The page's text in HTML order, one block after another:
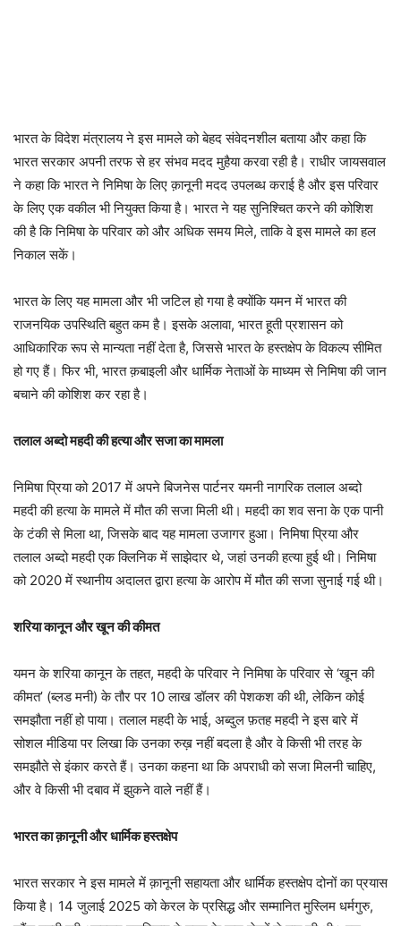
भारत के विदेश मंत्रालय ने इस मामले को बेहद संवेदनशील बताया और कहा कि
भारत सरकार अपनी तरफ से हर संभव मदद मुहैया करवा रही है। राधीर जायसवाल
ने कहा कि भारत ने निमिषा के लिए क़ानूनी मदद उपलब्ध कराई है और इस परिवार
के लिए एक वकील भी नियुक्त किया है। भारत ने यह सुनिश्चित करने की कोशिश
की है कि निमिषा के परिवार को और अधिक समय मिले, ताकि वे इस मामले का हल
निकाल सकें।
भारत के लिए यह मामला और भी जटिल हो गया है क्योंकि यमन में भारत की
राजनयिक उपस्थिति बहुत कम है। इसके अलावा, भारत हूती प्रशासन को
आधिकारिक रूप से मान्यता नहीं देता है, जिससे भारत के हस्तक्षेप के विकल्प सीमित
हो गए हैं। फिर भी, भारत क़बाइली और धार्मिक नेताओं के माध्यम से निमिषा की जान
बचाने की कोशिश कर रहा है।
तलाल अब्दो महदी की हत्या और सजा का मामला
निमिषा प्रिया को 2017 में अपने बिजनेस पार्टनर यमनी नागरिक तलाल अब्दो
महदी की हत्या के मामले में मौत की सजा मिली थी। महदी का शव सना के एक पानी
के टंकी से मिला था, जिसके बाद यह मामला उजागर हुआ। निमिषा प्रिया और
तलाल अब्दो महदी एक क्लिनिक में साझेदार थे, जहां उनकी हत्या हुई थी। निमिषा
को 2020 में स्थानीय अदालत द्वारा हत्या के आरोप में मौत की सजा सुनाई गई थी।
शरिया कानून और खून की कीमत
यमन के शरिया कानून के तहत, महदी के परिवार ने निमिषा के परिवार से ‘खून की
कीमत’ (ब्लड मनी) के तौर पर 10 लाख डॉलर की पेशकश की थी, लेकिन कोई
समझौता नहीं हो पाया। तलाल महदी के भाई, अब्दुल फ़तह महदी ने इस बारे में
सोशल मीडिया पर लिखा कि उनका रुख़ नहीं बदला है और वे किसी भी तरह के
समझौते से इंकार करते हैं। उनका कहना था कि अपराधी को सजा मिलनी चाहिए,
और वे किसी भी दबाव में झुकने वाले नहीं हैं।
भारत का क़ानूनी और धार्मिक हस्तक्षेप
भारत सरकार ने इस मामले में क़ानूनी सहायता और धार्मिक हस्तक्षेप दोनों का प्रयास
किया है। 14 जुलाई 2025 को केरल के प्रसिद्ध और सम्मानित मुस्लिम धर्मगुरु,